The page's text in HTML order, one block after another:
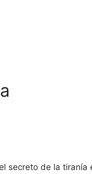
secreto de la tiranía